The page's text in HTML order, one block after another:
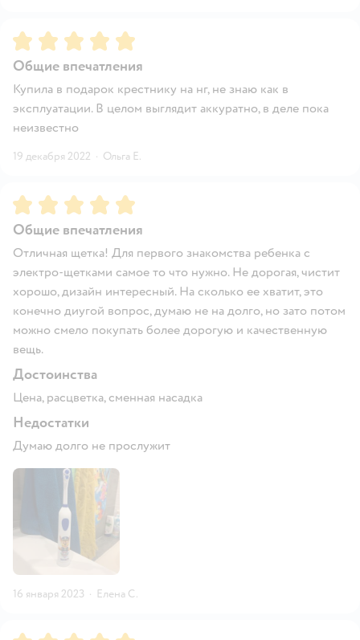
Рейтинг:5
Общие впечатления
Купила в подарок крестнику на нг, не знаю как в
эксплуатации. В целом выглядит аккуратно, в деле пока
неизвестно
19 декабря 2022 · Ольга Е.
Рейтинг:5
Общие впечатления
Отличная щетка! Для первого знакомства ребенка с
электро-щетками самое то что нужно. Не дорогая, чистит
хорошо, дизайн интересный. На сколько ее хватит, это
конечно диугой вопрос, думаю не на долго, но зато потом
можно смело покупать более дорогую и качественную
вещь.
Достоинства
Цена, расцветка, сменная насадка
Недостатки
Думаю долго не прослужит
16 января 2023 · Елена С.